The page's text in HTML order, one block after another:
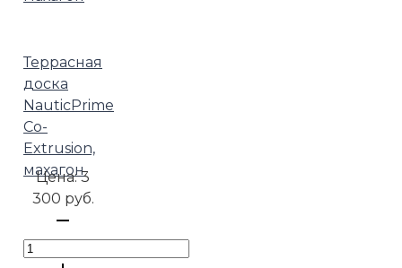
Террасная
доска
NauticPrime
Co-
Extrusion,
махагон
Цена:3
300 руб.